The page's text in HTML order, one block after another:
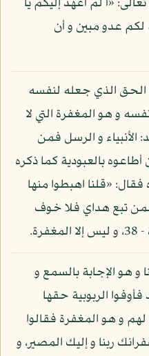
- 57، و قال تعالى: «أ لم أعهد إليكم يا
لكم عدو مبين و أن
الذي جعله لنفسه
و هو المغفرة التي لا
و الرسل فمن
بالعبودية كما ذكره
«قلنا اهبطوا منها
تبع هداي فلا خوف
و هو الإجابة بالسمع و
الربوبية حقها
و هو المغفرة فقالوا
ربنا و إليك المصير، و